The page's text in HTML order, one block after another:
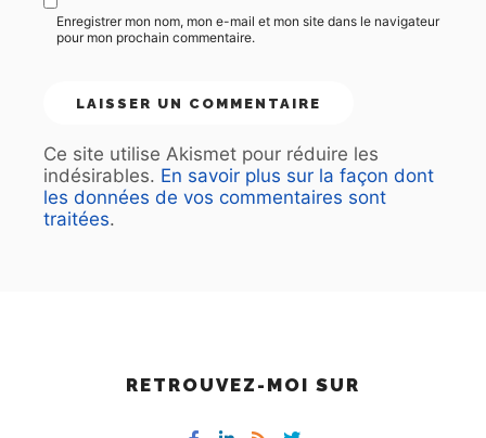
Enregistrer mon nom, mon e-mail et mon site dans le navigateur
pour mon prochain commentaire.
Ce site utilise Akismet pour réduire les
indésirables. En savoir plus sur la façon dont
les données de vos commentaires sont
traitées.
RETROUVEZ-MOI SUR